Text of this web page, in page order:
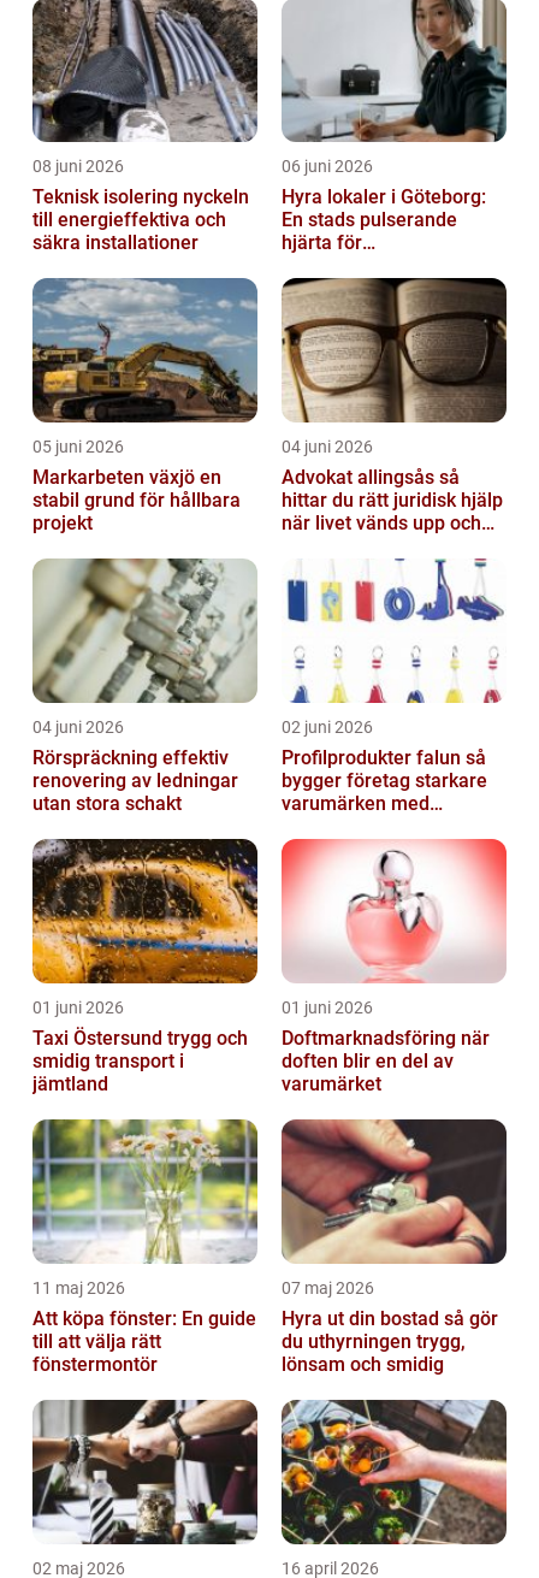
08 juni 2026
Teknisk isolering nyckeln
till energieffektiva och
säkra installationer
06 juni 2026
Hyra lokaler i Göteborg:
En stads pulserande
hjärta för
05 juni 2026
Markarbeten växjö en
stabil grund för hållbara
projekt
04 juni 2026
Advokat allingsås så
hittar du rätt juridisk hjälp
när livet vänds upp och
04 juni 2026
Rörspräckning effektiv
renovering av ledningar
utan stora schakt
02 juni 2026
Profilprodukter falun så
bygger företag starkare
varumärken med
01 juni 2026
Taxi Östersund trygg och
smidig transport i
jämtland
01 juni 2026
Doftmarknadsföring när
doften blir en del av
varumärket
11 maj 2026
Att köpa fönster: En guide
till att välja rätt
fönstermontör
07 maj 2026
Hyra ut din bostad så gör
du uthyrningen trygg,
lönsam och smidig
02 maj 2026 16 april 2026